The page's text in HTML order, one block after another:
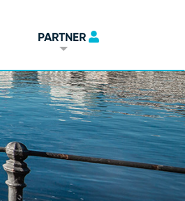
PARTNER